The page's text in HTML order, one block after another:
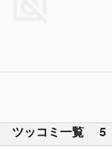
ツッコミ一覧 5